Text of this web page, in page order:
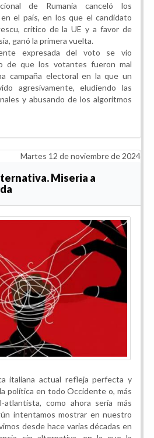
de Rumania canceló los
el país, en los que el candidato
crítico de la UE y a favor de
ganó la primera vuelta.
expresada del voto se vio
de que los votantes fueron mal
campaña electoral en la que un
agresivamente, eludiendo las
y abusando de los algoritmos
Martes 12 de noviembre de 2024
Miseria a
italiana actual refleja perfecta y
política en todo Occidente o, más
atlantista, como ahora sería más
intentamos mostrar en nuestro
desde hace varias décadas en